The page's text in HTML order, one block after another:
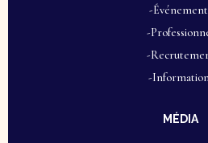
-
-
-
-
MÉDIA